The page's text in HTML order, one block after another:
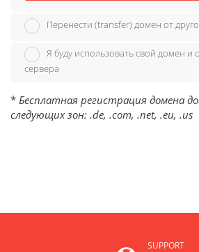
Перенести (transfer) домен от
Я буду использовать свой домен и
сервера
* Бесплатная регистрация домена
следующих зон: .de, .com, .net, .eu, .us
SUPPORT